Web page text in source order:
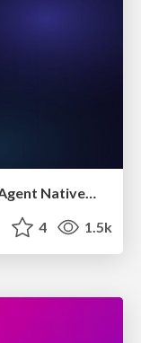
仕様書を書く前にハーネスを作る - Agent Native開発は「探索を速く、判定を固く」
4 1.5k